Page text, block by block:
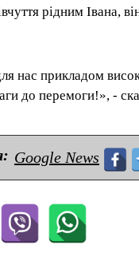
рідним Івана,
нас прикладом
до перемоги!», -
Google News